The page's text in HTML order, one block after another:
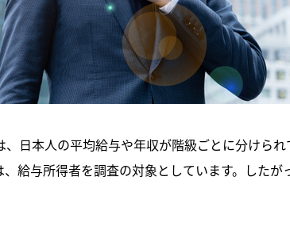
日本人の平均給与や年収が階級ごとに分けら
給与所得者を調査の対象としています。したが